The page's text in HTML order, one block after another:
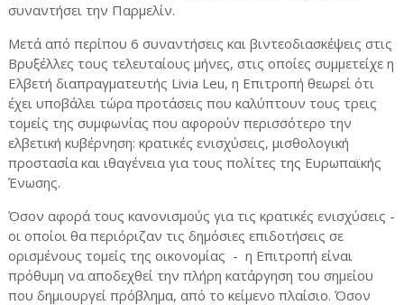
συναντήσει την Παρμελίν.
Μετά από περίπου 6 συναντήσεις και βιντεοδιασκέψεις στις
Βρυξέλλες τους τελευταίους μήνες, στις οποίες συμμετείχε η
Ελβετή διαπραγματευτής Livia Leu, η Επιτροπή θεωρεί ότι
έχει υποβάλει τώρα προτάσεις που καλύπτουν τους τρεις
τομείς της συμφωνίας που αφορούν περισσότερο την
ελβετική κυβέρνηση: κρατικές ενισχύσεις, μισθολογική
προστασία και ιθαγένεια για τους πολίτες της Ευρωπαϊκής
Ένωσης.
Όσον αφορά τους κανονισμούς για τις κρατικές ενισχύσεις -
οι οποίοι θα περιόριζαν τις δημόσιες επιδοτήσεις σε
ορισμένους τομείς της οικονομίας - η Επιτροπή είναι
πρόθυμη να αποδεχθεί την πλήρη κατάργηση του σημείου
που δημιουργεί πρόβλημα, από το κείμενο πλαίσιο. Όσον